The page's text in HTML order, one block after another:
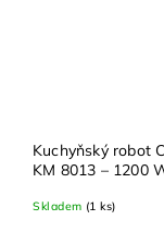
Kuchyňský robot
KM 8013 – 1200
váha, bohaté
Skladem (1 ks)